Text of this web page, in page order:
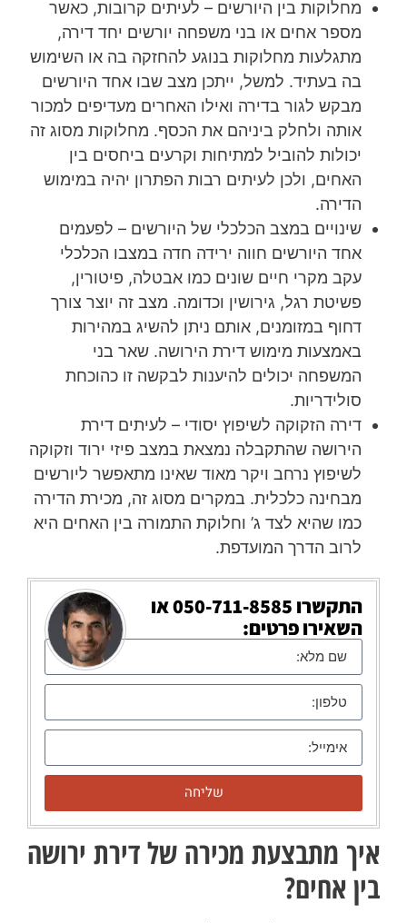
מחלוקות בין היורשים – לעיתים קרובות, כאשר
מספר אחים או בני משפחה יורשים יחד דירה,
מתגלעות מחלוקות בנוגע להחזקה בה או השימוש
בה בעתיד. למשל, ייתכן מצב שבו אחד היורשים
מבקש לגור בדירה ואילו האחרים מעדיפים למכור
אותה ולחלק ביניהם את הכסף. מחלוקות מסוג זה
יכולות להוביל למתיחות וקרעים ביחסים בין
האחים, ולכן לעיתים רבות הפתרון יהיה במימוש
הדירה.
שינויים במצב הכלכלי של היורשים – לפעמים
אחד היורשים חווה ירידה חדה במצבו הכלכלי
עקב מקרי חיים שונים כמו אבטלה, פיטורין,
פשיטת רגל, גירושין וכדומה. מצב זה יוצר צורך
דחוף במזומנים, אותם ניתן להשיג במהירות
באמצעות מימוש דירת הירושה. שאר בני
המשפחה יכולים להיענות לבקשה זו כהוכחת
סולידריות.
דירה הזקוקה לשיפוץ יסודי – לעיתים דירת
הירושה שהתקבלה נמצאת במצב פיזי ירוד וזקוקה
לשיפוץ נרחב ויקר מאוד שאינו מתאפשר ליורשים
מבחינה כלכלית. במקרים מסוג זה, מכירת הדירה
כמו שהיא לצד ג’ וחלוקת התמורה בין האחים היא
לרוב הדרך המועדפת.
התקשרו 050-711-8585או
השאירו פרטים:
שליחה
איך מתבצעת מכירה של דירת ירושה
בין אחים?